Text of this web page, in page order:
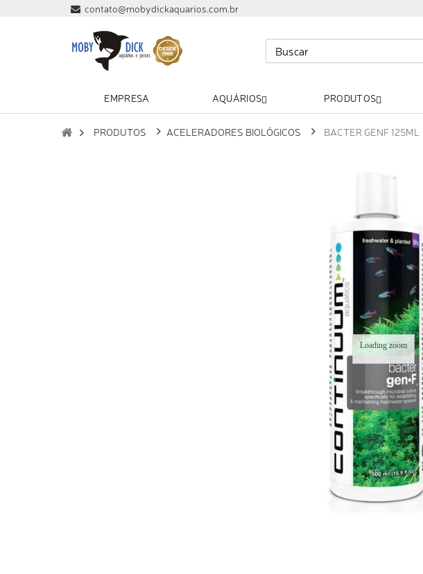
contato@mobydickaquarios.com.br
EMPRESA AQUÁRIOS PRODUTOS
PRODUTOS ACELERADORES BIOLÓGICOS BACTER GENF 125ML
Loading zoom